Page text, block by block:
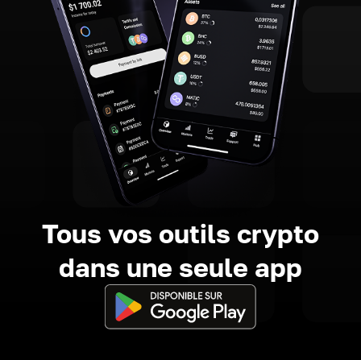
Tous vos outils crypto
dans une seule app